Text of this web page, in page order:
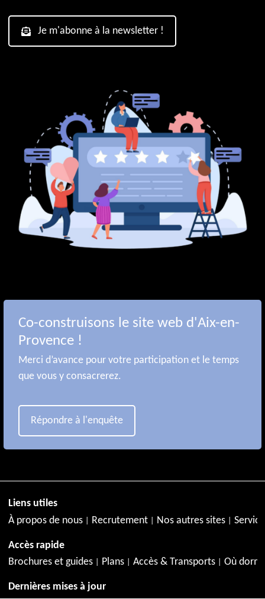
Je m'abonne à la newsletter !
Co-construisons le site web d'Aix-en-
Provence !
Merci d’avance pour votre participation et le temps
que vous y consacrerez.
Répondre à l'enquête
Liens utiles
À propos de nous
Recrutement Nos autres sites
Accès rapide
Brochures et guides
Plans Accès & Transports Où
Dernières mises à jour